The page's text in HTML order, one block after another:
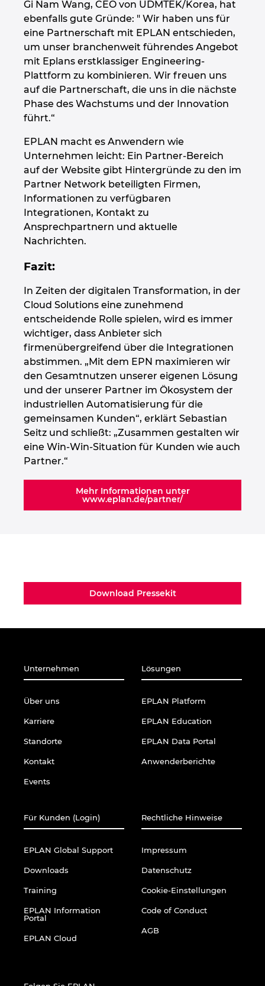
Gi Nam Wang, CEO von UDMTEK/Korea, hat
ebenfalls gute Gründe: " Wir haben uns für
eine Partnerschaft mit EPLAN entschieden,
um unser branchenweit führendes Angebot
mit Eplans erstklassiger Engineering-
Plattform zu kombinieren. Wir freuen uns
auf die Partnerschaft, die uns in die nächste
Phase des Wachstums und der Innovation
führt.“
EPLAN macht es Anwendern wie
Unternehmen leicht: Ein Partner-Bereich
auf der Website gibt Hintergründe zu den im
Partner Network beteiligten Firmen,
Informationen zu verfügbaren
Integrationen, Kontakt zu
Ansprechpartnern und aktuelle
Nachrichten.
Fazit:
In Zeiten der digitalen Transformation, in der
Cloud Solutions eine zunehmend
entscheidende Rolle spielen, wird es immer
wichtiger, dass Anbieter sich
firmenübergreifend über die Integrationen
abstimmen. „Mit dem EPN maximieren wir
den Gesamtnutzen unserer eigenen Lösung
und der unserer Partner im Ökosystem der
industriellen Automatisierung für die
gemeinsamen Kunden“, erklärt Sebastian
Seitz und schließt: „Zusammen gestalten wir
eine Win-Win-Situation für Kunden wie auch
Partner.“
Mehr Informationen unter
www.eplan.de/partner/
Download Pressekit
Unternehmen
Über uns
Karriere
Standorte
Kontakt
Events
Lösungen
EPLAN Platform
EPLAN Education
EPLAN Data Portal
Anwenderberichte
Für Kunden (Login)
EPLAN Global Support
Downloads
Training
EPLAN Information
Portal
EPLAN Cloud
Rechtliche Hinweise
Impressum
Datenschutz
Cookie-Einstellungen
Code of Conduct
AGB